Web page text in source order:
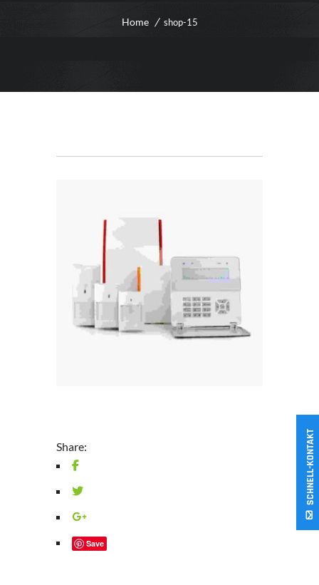
Home shop-15
Share:
Save
SCHNELL-KONTAKT